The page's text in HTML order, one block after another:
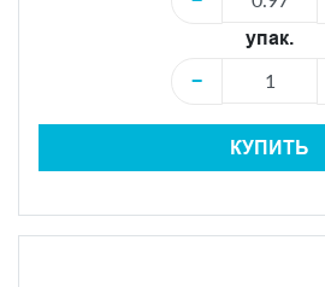
упак.
−
КУПИТЬ